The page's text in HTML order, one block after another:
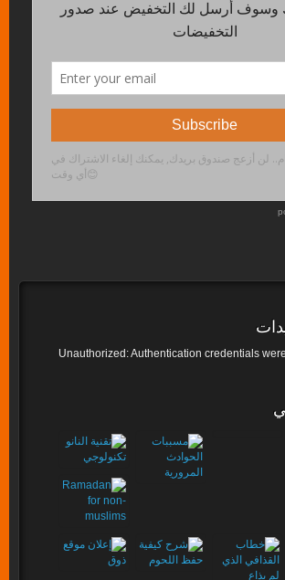
Unauthorized: Authentication credentials